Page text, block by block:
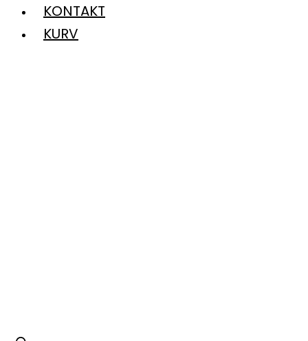
KONTAKT
KURV